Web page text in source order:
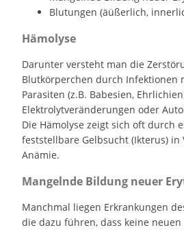
Blutungen (äüßerlich,
Hämolyse
Darunter versteht man die
Blutkörperchen durch Infektionen
Parasiten (z.B. Babesien,
Elektrolytveränderungen oder
Die Hämolyse zeigt sich oft durch
feststellbare Gelbsucht (Ikterus)
Anämie.
Mangelnde Bildung neuer
Manchmal liegen Erkrankungen
die dazu führen, dass keine